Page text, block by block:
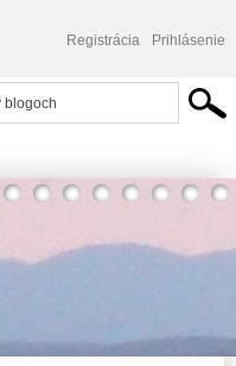
Registrácia Prihlásenie